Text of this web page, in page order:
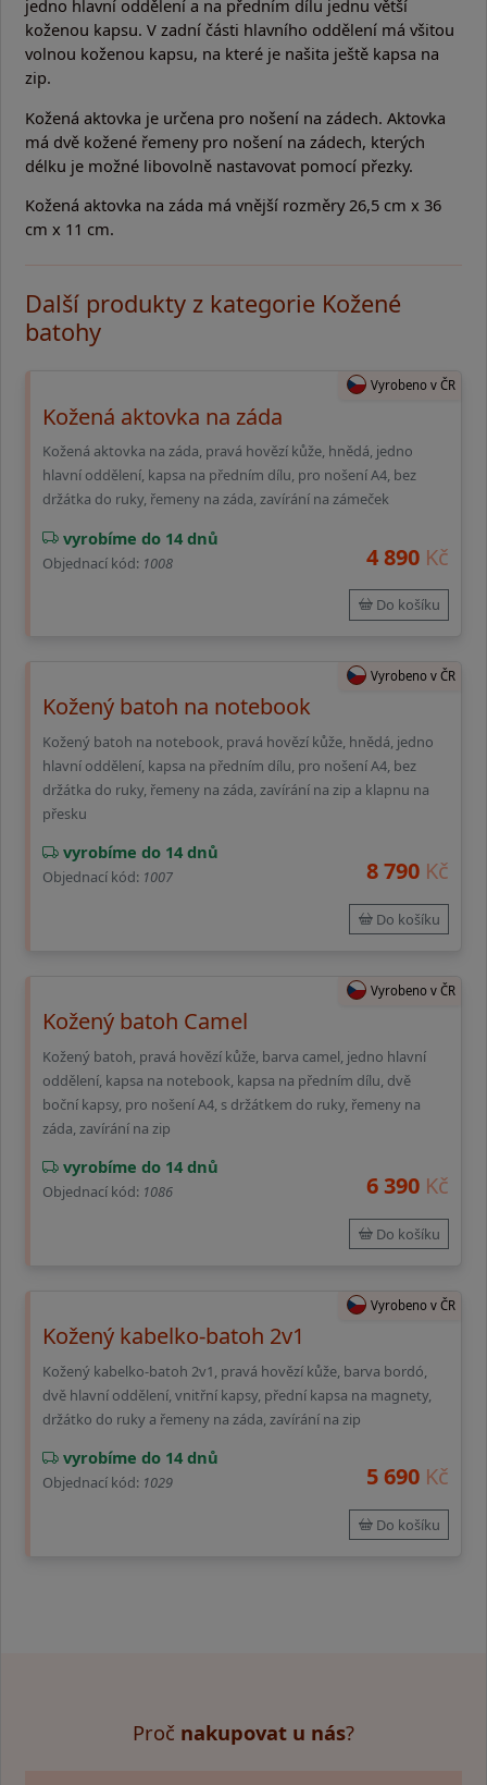
jedno hlavní oddělení a na předním dílu jednu větší
koženou kapsu. V zadní části hlavního oddělení má všitou
volnou koženou kapsu, na které je našita ještě kapsa na
zip.
Kožená aktovka je určena pro nošení na zádech. Aktovka
má dvě kožené řemeny pro nošení na zádech, kterých
délku je možné libovolně nastavovat pomocí přezky.
Kožená aktovka na záda má vnější rozměry 26,5 cm x 36
cm x 11 cm.
Další produkty z kategorie Kožené
batohy
Vyrobeno v ČR
Kožená aktovka na záda
Kožená aktovka na záda, pravá hovězí kůže, hnědá, jedno
hlavní oddělení, kapsa na předním dílu, pro nošení A4, bez
držátka do ruky, řemeny na záda, zavírání na zámeček
vyrobíme do 14 dnů
Objednací kód: 1008 4 890 Kč
Do košíku
Vyrobeno v ČR
Kožený batoh na notebook
Kožený batoh na notebook, pravá hovězí kůže, hnědá, jedno
hlavní oddělení, kapsa na předním dílu, pro nošení A4, bez
držátka do ruky, řemeny na záda, zavírání na zip a klapnu na
přesku
vyrobíme do 14 dnů
Objednací kód: 1007 8 790 Kč
Do košíku
Vyrobeno v ČR
Kožený batoh Camel
Kožený batoh, pravá hovězí kůže, barva camel, jedno hlavní
oddělení, kapsa na notebook, kapsa na předním dílu, dvě
boční kapsy, pro nošení A4, s držátkem do ruky, řemeny na
záda, zavírání na zip
vyrobíme do 14 dnů
Objednací kód: 1086 6 390 Kč
Do košíku
Vyrobeno v ČR
Kožený kabelko-batoh 2v1
Kožený kabelko-batoh 2v1, pravá hovězí kůže, barva bordó,
dvě hlavní oddělení, vnitřní kapsy, přední kapsa na magnety,
držátko do ruky a řemeny na záda, zavírání na zip
vyrobíme do 14 dnů
Objednací kód: 1029 5 690 Kč
Do košíku
Proč nakupovat u nás?